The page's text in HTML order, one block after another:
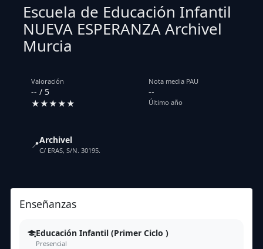
Escuela de Educación Infantil
NUEVA ESPERANZA Archivel
Murcia
Valoración
-- / 5
★★★★★
Nota media PAU
--
Último año
📍Archivel
C/ ERAS, S/N. 30195.
Enseñanzas
Educación Infantil (Primer Ciclo )
Presencial